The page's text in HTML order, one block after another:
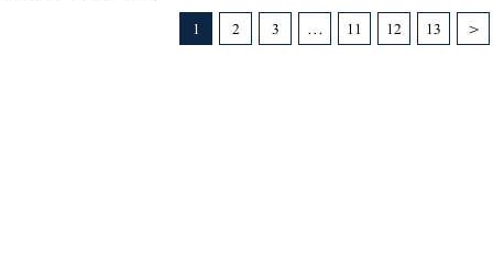
1 2 3 ... 11 12 13 >